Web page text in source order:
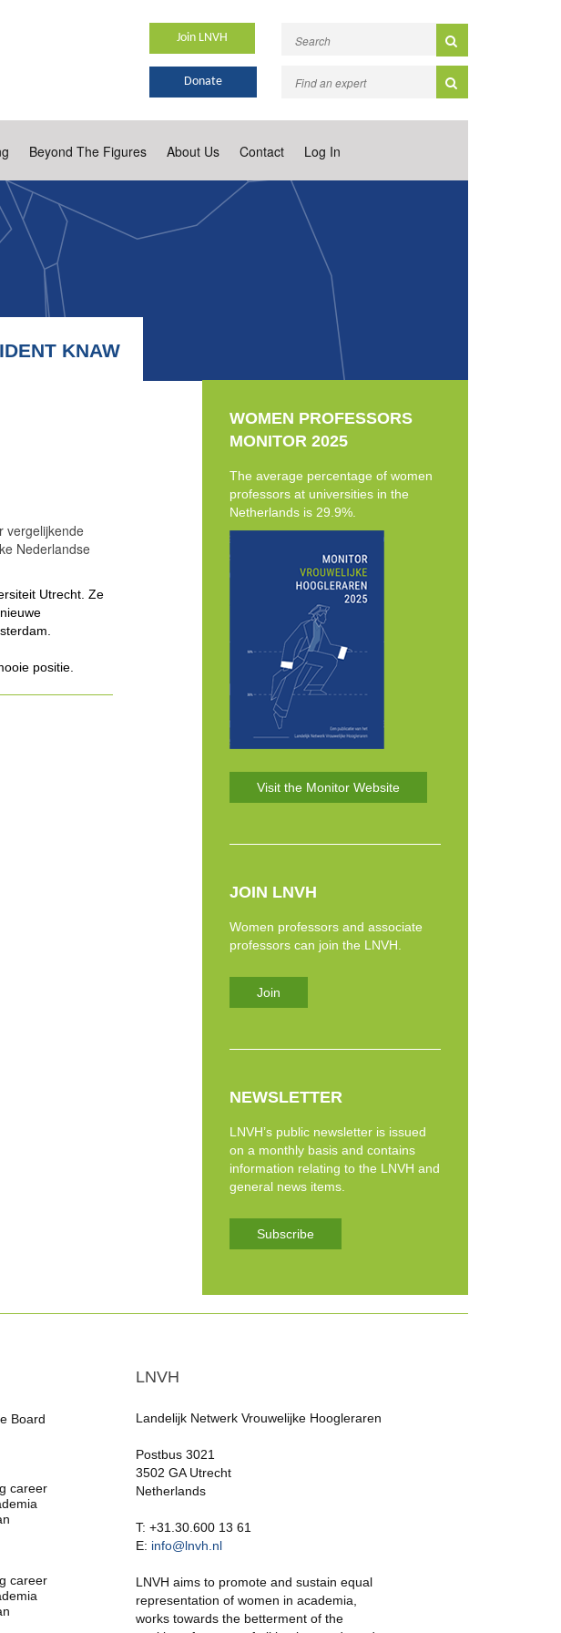
Join LNVH
Donate
Beyond The Figures About Us Contact Log In
KNAW
vergelijkende
Nederlandse
Utrecht. Ze
positie.
WOMEN PROFESSORS
MONITOR 2025
The average percentage of women
professors at universities in the
Netherlands is 29.9%.
Visit the Monitor Website
JOIN LNVH
Women professors and associate
professors can join the LNVH.
Join
NEWSLETTER
LNVH’s public newsletter is issued
on a monthly basis and contains
information relating to the LNVH and
general news items.
Subscribe
Board
career
career
LNVH
Landelijk Netwerk Vrouwelijke Hoogleraren
Postbus 3021
3502 GA Utrecht
Netherlands
T: +31.30.600 13 61
E: info@lnvh.nl
LNVH aims to promote and sustain equal
representation of women in academia,
works towards the betterment of the